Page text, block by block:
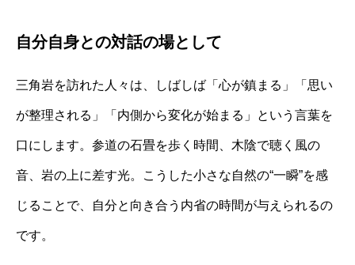
自分自身との対話の場として
三角岩を訪れた人々は、しばしば「心が鎮まる」「思い
が整理される」「内側から変化が始まる」という言葉を
口にします。参道の石畳を歩く時間、木陰で聴く風の
音、岩の上に差す光。こうした小さな自然の“一瞬”を感
じることで、自分と向き合う内省の時間が与えられるの
です。